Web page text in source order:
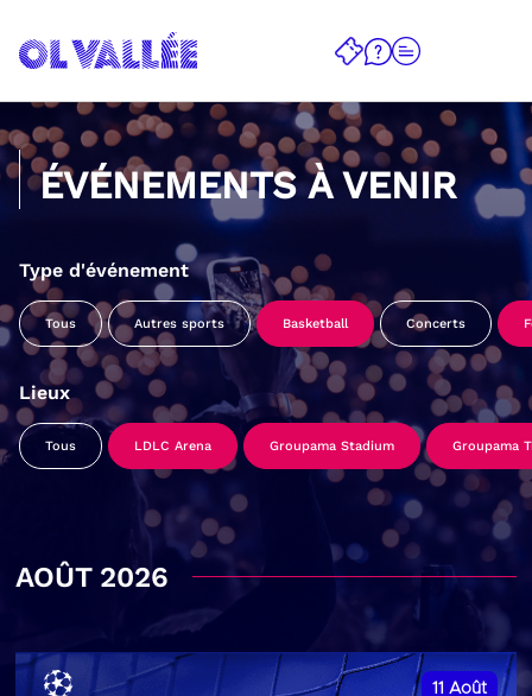
ÉVÉNEMENTS À VENIR
Type d'événement
Tous Autres sports Basketball Concerts
Lieux
Tous LDLC Arena Groupama Stadium Groupama
AOÛT 2026
11 Août